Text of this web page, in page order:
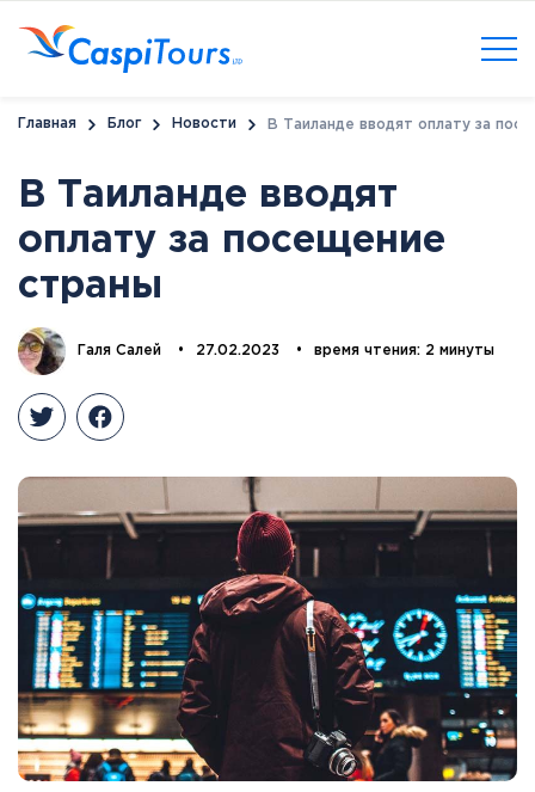
Главная Блог Новости В Таиланде вводят оплату за
В Таиланде вводят
оплату за посещение
страны
Галя Салей • 27.02.2023 • время чтения: 2 минуты